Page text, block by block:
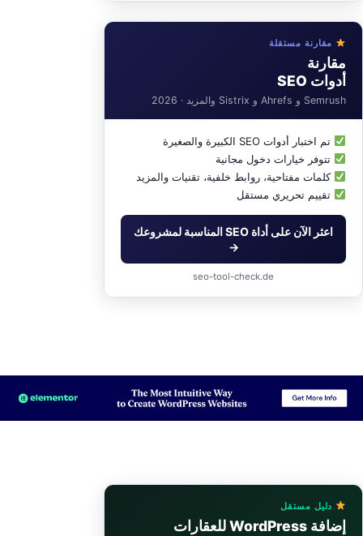
مقارنة مستقلة
مقارنة
أدوات SEO
Semrush و Ahrefs و Sistrix والمزيد · 2026
تم اختبار أدوات SEO الكبيرة والصغيرة
تتوفر خيارات دخول مجانية
كلمات مفتاحية، روابط خلفية، تقنيات والمزيد
تقييم تحريري مستقل
اعثر الآن على أداة SEO المناسبة لمشروعك
→
seo-tool-check.de
دليل مستقل
إضافة WordPress للعقارات